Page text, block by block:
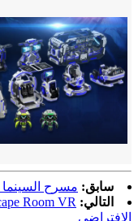
سابق: مسرح السينما 5D سينما 5D / 7D
التالي:
الافتراضي